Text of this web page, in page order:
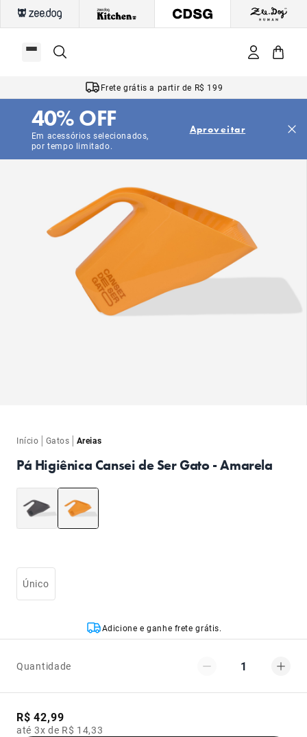
Frete grátis a partir de R$ 199
Em acessórios selecionados,
por tempo limitado.
40% OFF Aproveitar
Início | Gatos | Areias
Pá Higiênica Cansei de Ser Gato - Amarela
Único
Adicione e ganhe frete grátis.
Quantidade 1
R$ 42,99
até 3x de R$ 14,33